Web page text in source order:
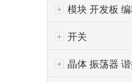
模块 开发板
开关
晶体 振荡器